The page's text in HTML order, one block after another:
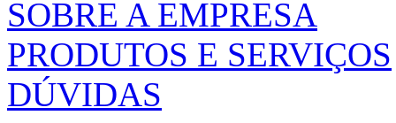
SOBRE A EMPRESA
PRODUTOS E SERVIÇOS
DÚVIDAS